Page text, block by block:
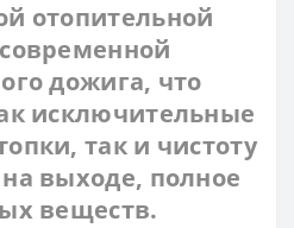
отопительной
дожига, что
исключительные
так и чистоту
выходе, полное
веществ.